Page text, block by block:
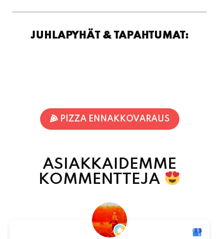
JUHLAPYHÄT & TAPAHTUMAT:
PIZZA ENNAKKOVARAUS
ASIAKKAIDEMME
KOMMENTTEJA